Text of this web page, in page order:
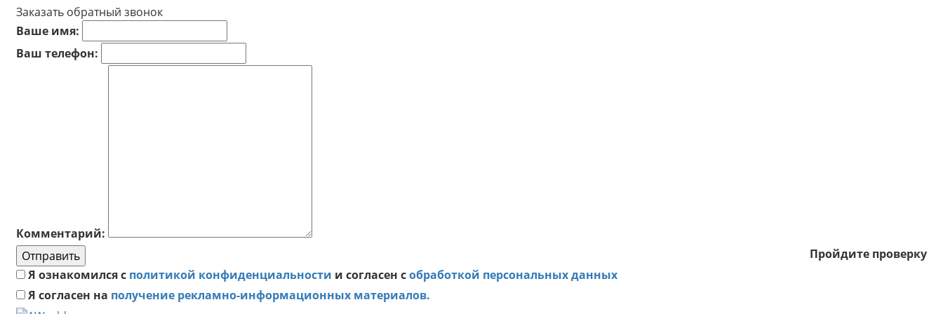
Заказать обратный звонок
Ваше имя:
Ваш телефон:
Комментарий:
Пройдите проверку
Отправить
Я ознакомился с политикой конфиденциальности и согласен собработкой персональных данных
Я согласен на получение рекламно-информационных материалов.